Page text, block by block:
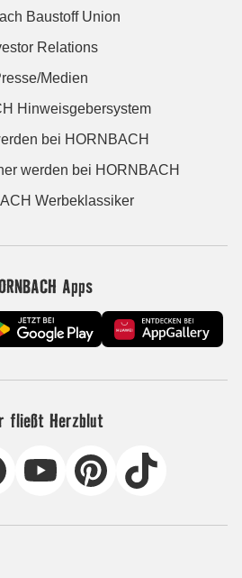
Baustoff Union
Relations
Medien
Hinweisgebersystem
bei HORNBACH
werden bei HORNBACH
Werbeklassiker
Apps
fließt Herzblut